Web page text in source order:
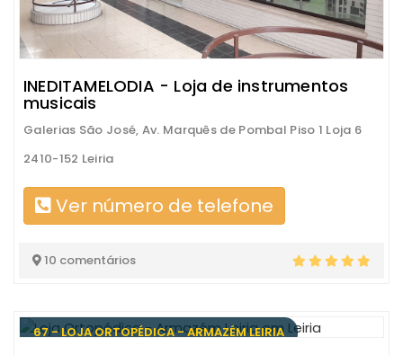
INEDITAMELODIA - Loja de instrumentos
musicais
Galerias São José, Av. Marquês de Pombal Piso 1 Loja 6
2410-152 Leiria
Ver número de telefone
10 comentários
67 - LOJA ORTOPÉDICA - ARMAZÉM LEIRIA